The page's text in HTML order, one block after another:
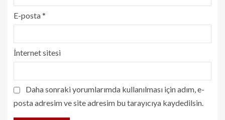
E-posta*
İnternet sitesi
Daha sonraki yorumlarımda kullanılması için adım, e-
posta adresim ve site adresim bu tarayıcıya kaydedilsin.